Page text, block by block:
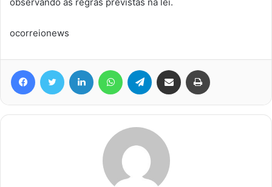
observando as regras previstas na lei.
ocorreionews
FacebookTwitter Linkedin WhatsAppTelegram Compartilhar via e-mail